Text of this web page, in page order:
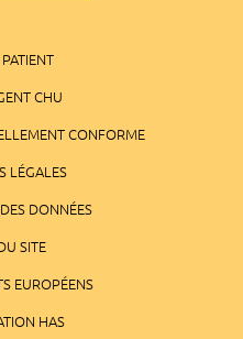
CHU
CONFORME
LÉGALES
DONNÉES
SITE
EUROPÉENS
HAS